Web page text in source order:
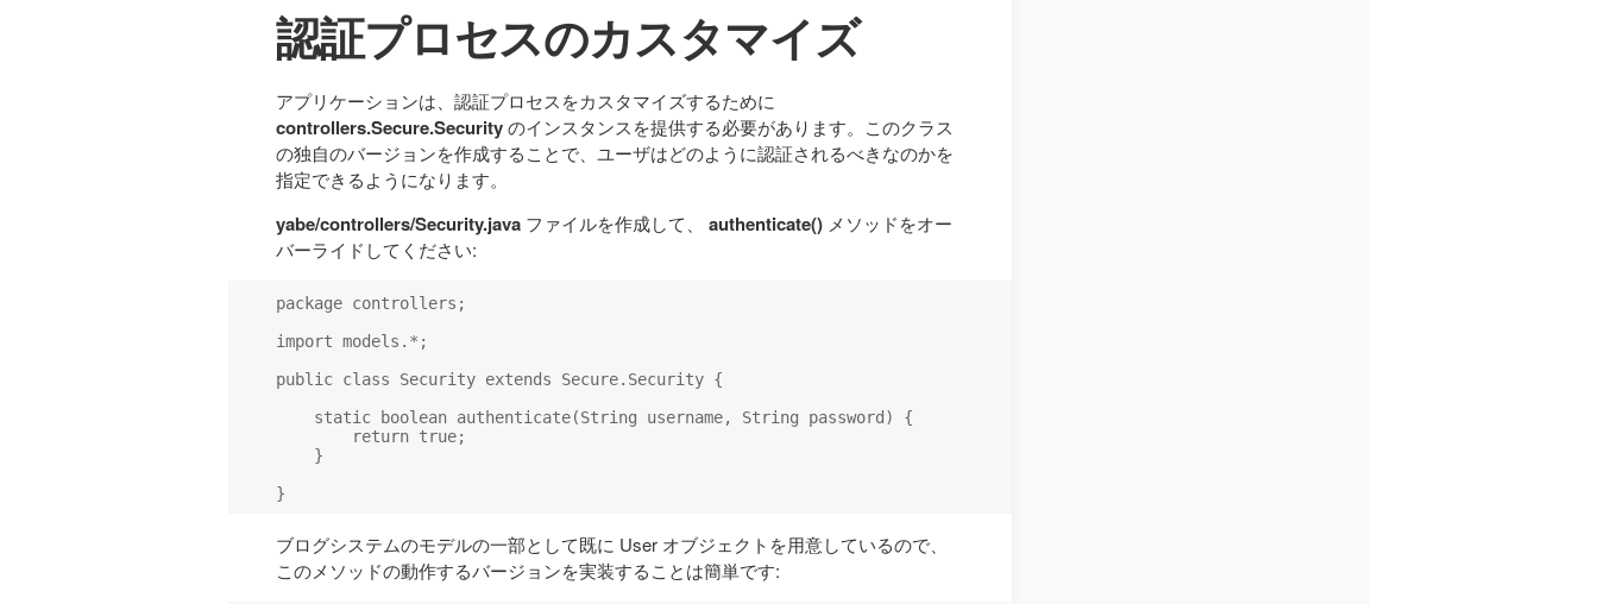
認証プロセスのカスタマイズ
アプリケーションは、認証プロセスをカスタマイズするために
controllers.Secure.Securityのインスタンスを提供する必要があります。このクラス
の独自のバージョンを作成することで、ユーザはどのように認証されるべきなのかを
指定できるようになります。
yabe/controllers/Security.java ファイルを作成して、 authenticate() メソッドをオー
バーライドしてください:
package controllers;
import models.*;
public class Security extends Secure.Security {
    static boolean authenticate(String username, String password) {
        return true;
    }
ブログシステムのモデルの一部として既に User オブジェクトを用意しているので、
このメソッドの動作するバージョンを実装することは簡単です: